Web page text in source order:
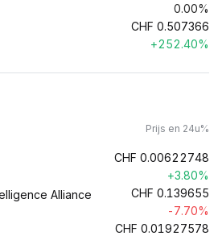
0.00%
CHF 0.507366
+252.40%
Prijs en 24u%
CHF 0.00622748
+3.80%
Alliance
CHF 0.139655
-7.70%
CHF 0.01927578